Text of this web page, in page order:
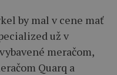
by mal v cene mať
už v
meračom,
Quarq a